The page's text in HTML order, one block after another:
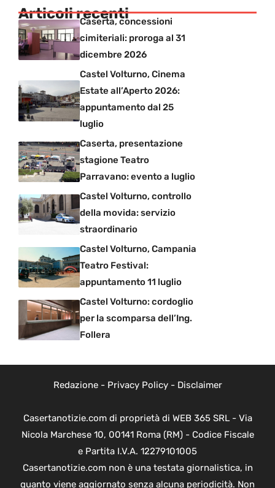
Articoli recenti
Caserta, concessioni
cimiteriali: proroga al 31
dicembre 2026
Castel Volturno, Cinema
Estate all’Aperto 2026:
appuntamento dal 25
luglio
Caserta, presentazione
stagione Teatro
Parravano: evento a luglio
Castel Volturno, controllo
della movida: servizio
straordinario
Castel Volturno, Campania
Teatro Festival:
appuntamento 11 luglio
Castel Volturno: cordoglio
per la scomparsa dell’Ing.
Follera
Redazione- Privacy Policy- Disclaimer
Casertanotizie.com di proprietà di WEB 365 SRL - Via
Nicola Marchese 10, 00141 Roma (RM) - Codice Fiscale
e Partita I.V.A. 12279101005
Casertanotizie.com non è una testata giornalistica, in
quanto viene aggiornato senza alcuna periodicità. Non